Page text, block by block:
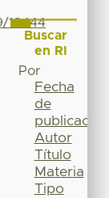
18444
Buscar
en RI
Por
Fecha
de
publicación
Autor
Título
Materia
Tipo